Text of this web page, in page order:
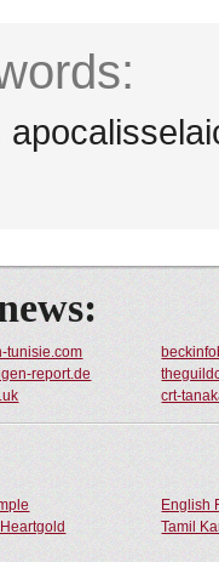
tunisie.com
report.de
crt-
English
Tamil